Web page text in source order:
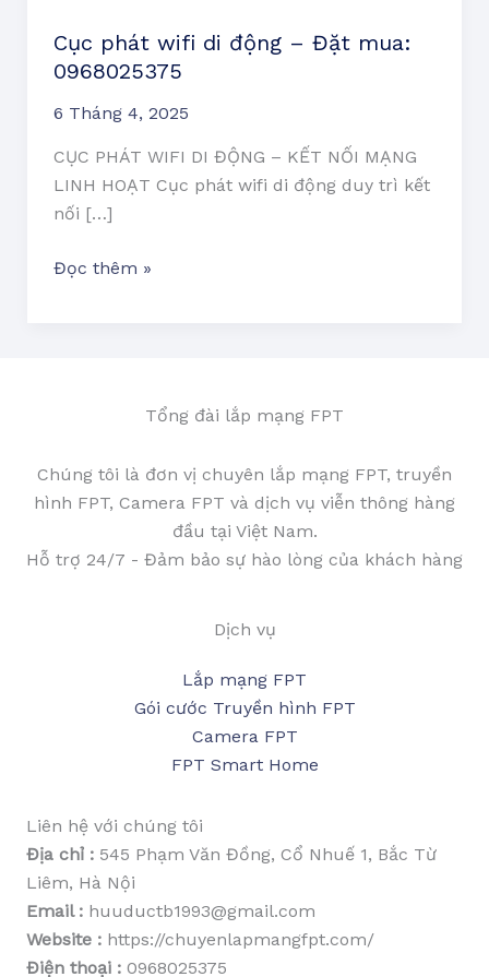
Cục phát wifi di động – Đặt mua:
0968025375
6 Tháng 4, 2025
CỤC PHÁT WIFI DI ĐỘNG – KẾT NỐI MẠNG
LINH HOẠT Cục phát wifi di động duy trì kết
nối […]
wifi
di
Đặt
mua:
0968025375
Đọc thêm »
Tổng đài lắp mạng FPT
Chúng tôi là đơn vị chuyên lắp mạng FPT, truyền
hình FPT, Camera FPT và dịch vụ viễn thông hàng
đầu tại Việt Nam.
Hỗ trợ 24/7 - Đảm bảo sự hào lòng của khách hàng
Dịch vụ
Lắp mạng FPT
Gói cước Truyền hình FPT
Camera FPT
FPT Smart Home
Liên hệ với chúng tôi
Địa chỉ : 545 Phạm Văn Đồng, Cổ Nhuế 1, Bắc Từ
Liêm, Hà Nội
Email : huuductb1993@gmail.com
Website : https://chuyenlapmangfpt.com/
Điện thoại : 0968025375